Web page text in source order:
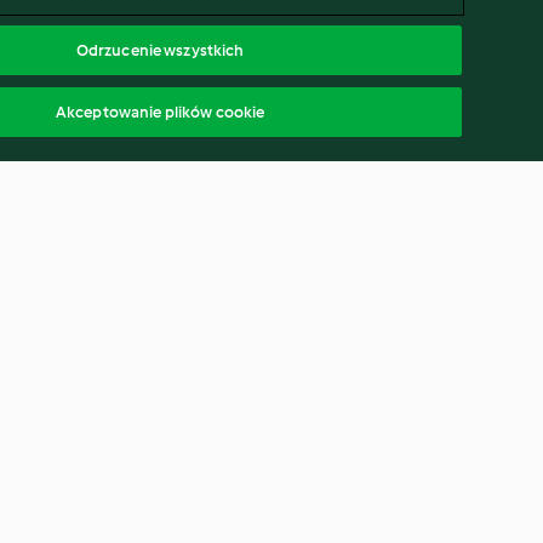
Odrzucenie wszystkich
Akceptowanie plików cookie